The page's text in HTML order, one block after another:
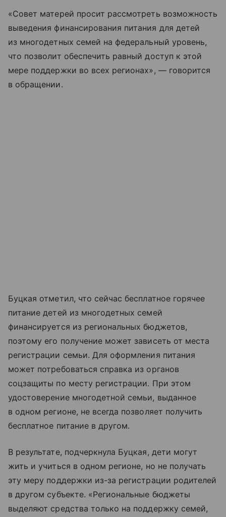
«Совет матерей просит рассмотреть возможность
выведения финансирования питания для детей
из многодетных семей на федеральный уровень,
что позволит обеспечить равный доступ к этой
мере поддержки во всех регионах», — говорится
в обращении.
Буцкая отметил, что сейчас бесплатное горячее
питание детей из многодетных семей
финансируется из региональных бюджетов,
поэтому его получение может зависеть от места
регистрации семьи. Для оформления питания
может потребоваться справка из органов
соцзащиты по месту регистрации. При этом
удостоверение многодетной семьи, выданное
в одном регионе, не всегда позволяет получить
бесплатное питание в другом.
В результате, подчеркнула Буцкая, дети могут
жить и учиться в одном регионе, но не получать
эту меру поддержки из-за регистрации родителей
в другом субъекте. «Региональные бюджеты
выделяют средства только на поддержку семей,